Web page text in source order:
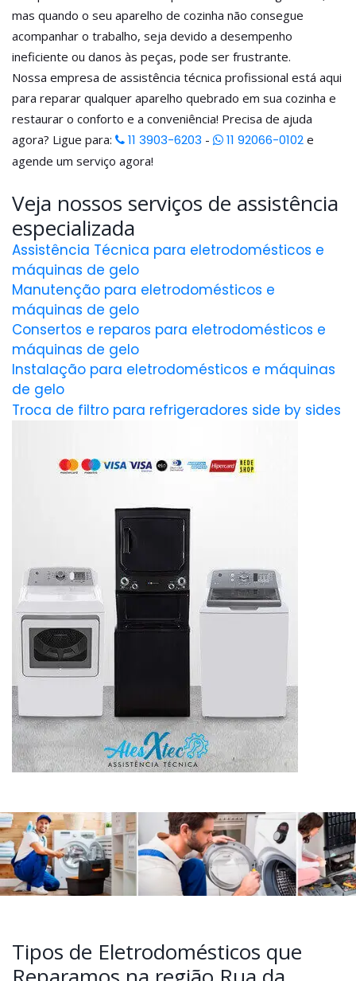
mas quando o seu aparelho de cozinha não consegue
acompanhar o trabalho, seja devido a desempenho
ineficiente ou danos às peças, pode ser frustrante.
Nossa empresa de assistência técnica profissional está aqui
para reparar qualquer aparelho quebrado em sua cozinha e
restaurar o conforto e a conveniência! Precisa de ajuda
agora? Ligue para:
11 3903-6203 - 11 92066-0102 e
agende um serviço agora!
Veja nossos serviços de assistência
especializada
Assistência Técnica para eletrodomésticos e
máquinas de gelo
Manutenção para eletrodomésticos e
máquinas de gelo
Consertos e reparos para eletrodomésticos e
máquinas de gelo
Instalação para eletrodomésticos e máquinas
de gelo
Troca de filtro para refrigeradores side by sides
Tipos de Eletrodomésticos que